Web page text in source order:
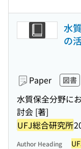
水
の
Paper 図書
水質保全分野に
討会 [著]
UFJ総合研究所
Author Heading